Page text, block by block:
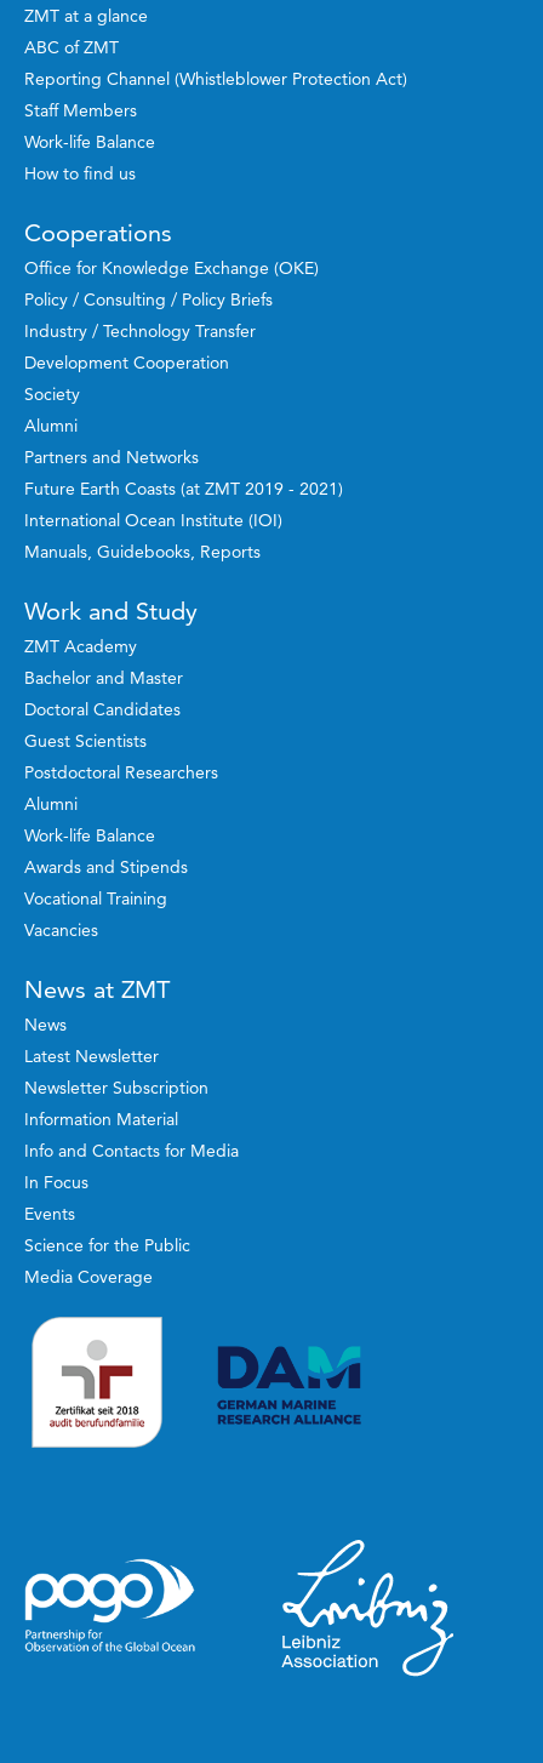
ZMT at a glance
ABC of ZMT
Reporting Channel (Whistleblower Protection Act)
Staff Members
Work-life Balance
How to find us
Cooperations
Office for Knowledge Exchange (OKE)
Policy / Consulting / Policy Briefs
Industry / Technology Transfer
Development Cooperation
Society
Alumni
Partners and Networks
Future Earth Coasts (at ZMT 2019 - 2021)
International Ocean Institute (IOI)
Manuals, Guidebooks, Reports
Work and Study
ZMT Academy
Bachelor and Master
Doctoral Candidates
Guest Scientists
Postdoctoral Researchers
Alumni
Work-life Balance
Awards and Stipends
Vocational Training
Vacancies
News at ZMT
News
Latest Newsletter
Newsletter Subscription
Information Material
Info and Contacts for Media
In Focus
Events
Science for the Public
Media Coverage